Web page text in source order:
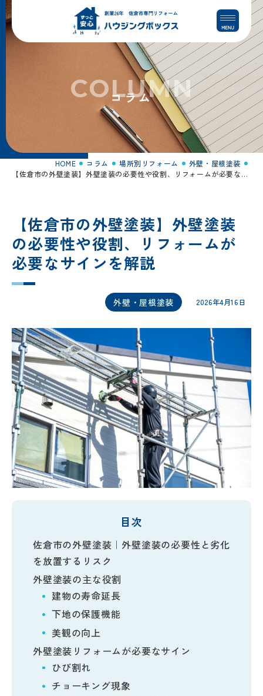
コ
ン
テ
プ
ナ
ビ
ゲ
動
コラム
COLUMN
HOME コラム 場所別リフォーム
外壁・屋根塗装
【佐倉市の外壁塗装】外壁塗装の必要性や役割、リフォームが必要なサインを解説
【佐倉市の外壁塗装】外壁塗装
の必要性や役割、リフォームが
必要なサインを解説
外壁・屋根塗装 2026年4月16日
目次
佐倉市の外壁塗装｜外壁塗装の必要性と劣化
を放置するリスク
外壁塗装の主な役割
建物の寿命延長
下地の保護機能
美観の向上
外壁塗装リフォームが必要なサイン
ひび割れ
チョーキング現象